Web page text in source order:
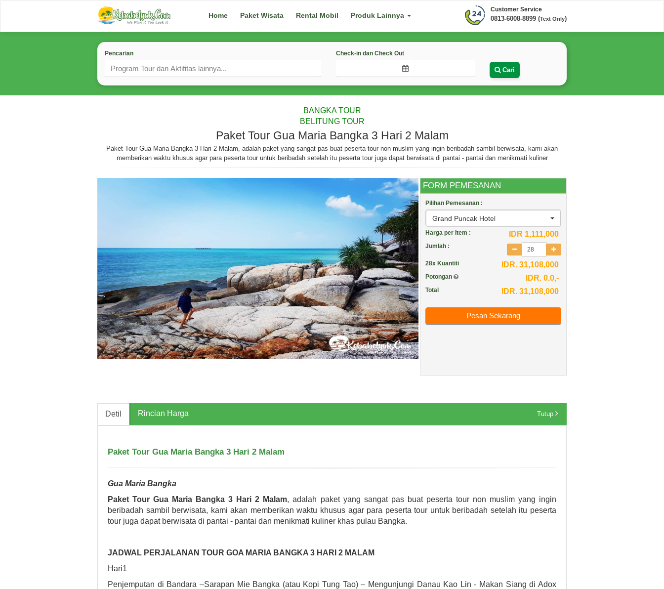
Home Paket Wisata Rental Mobil Produk Lainnya
Customer Service
0813-6008-8899 (Text Only)
Pencarian Check-in dan Check Out
Cari
BANGKA TOUR
BELITUNG TOUR
Paket Tour Gua Maria Bangka 3 Hari 2 Malam
Paket Tour Gua Maria Bangka 3 Hari 2 Malam, adalah paket yang sangat pas buat peserta tour non muslim yang ingin beribadah sambil berwisata, kami akan
memberikan waktu khusus agar para peserta tour untuk beribadah setelah itu peserta tour juga dapat berwisata di pantai - pantai dan menikmati kuliner
FORM PEMESANAN
Pilihan Pemesanan :
Grand Puncak Hotel
Harga per Item : IDR 1,111,000
Jumlah :
28x Kuantiti IDR. 31,108,000
Potongan IDR. 0.0,-
Total IDR. 31,108,000
Pesan Sekarang
Detil Rincian Harga Tutup
Paket Tour Gua Maria Bangka 3 Hari 2 Malam
Gua Maria Bangka
Paket Tour Gua Maria Bangka 3 Hari 2 Malam, adalah paket yang sangat pas buat peserta tour non muslim yang ingin
beribadah sambil berwisata, kami akan memberikan waktu khusus agar para peserta tour untuk beribadah setelah itu peserta
tour juga dapat berwisata di pantai - pantai dan menikmati kuliner khas pulau Bangka.
JADWAL PERJALANAN TOUR GOA MARIA BANGKA 3 HARI 2 MALAM
Hari1
Penjemputan di Bandara –Sarapan Mie Bangka (atau Kopi Tung Tao) – Mengunjungi Danau Kao Lin - Makan Siang di Adox